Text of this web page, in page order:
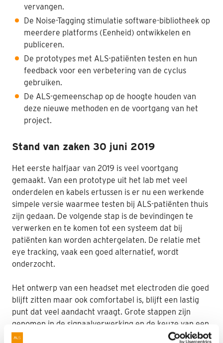
vervangen.
De Noise-Tagging stimulatie software-bibliotheek op
meerdere platforms (Eenheid) ontwikkelen en
publiceren.
De prototypes met ALS-patiënten testen en hun
feedback voor een verbetering van de cyclus
gebruiken.
De ALS-gemeenschap op de hoogte houden van
deze nieuwe methoden en de voortgang van het
project.
Stand van zaken 30 juni 2019
Het eerste halfjaar van 2019 is veel voortgang
gemaakt. Van een prototype uit het lab met veel
onderdelen en kabels ertussen is er nu een werkende
simpele versie waarmee testen bij ALS-patiënten thuis
zijn gedaan. De volgende stap is de bevindingen te
verwerken en te komen tot een systeem dat bij
patiënten kan worden achtergelaten. De relatie met
eye tracking, vaak een goed alternatief, wordt
onderzocht.
Het ontwerp van een headset met electroden die goed
blijft zitten maar ook comfortabel is, blijft een lastig
punt dat veel aandacht vraagt. Grote stappen zijn
genomen in de signaalverwerking en de keuze van een
processor die niet heet wordt en weinig energie